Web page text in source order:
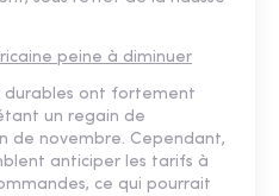
peine à diminuer
durables ont fortement
un regain de
de novembre. Cependant,
anticiper les tarifs à
ce qui pourrait